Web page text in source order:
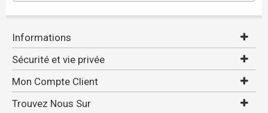
Informations
Sécurité et vie privée
Mon Compte Client
Trouvez Nous Sur